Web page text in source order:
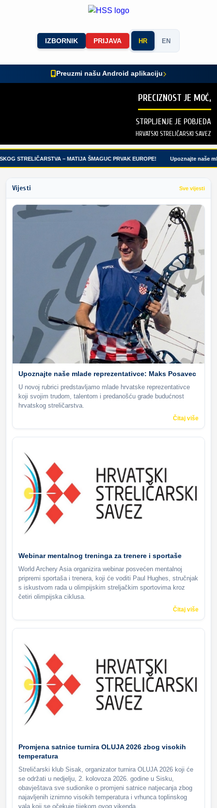
IZBORNIK PRIJAVA HR EN
Preuzmi našu Android aplikaciju
PRECIZNOST JE MOĆ,
STRPLJENJE JE POBJEDA
HRVATSKI STRELIČARSKI SAVEZ
STRELIČARSTVA – MATIJA ŠMAGUC PRVAK EUROPE! Upoznajte naše
Vijesti Sve vijesti
Upoznajte naše mlade reprezentativce: Maks Posavec
U novoj rubrici predstavljamo mlade hrvatske reprezentativce
koji svojim trudom, talentom i predanošću grade budućnost
hrvatskog streličarstva.
Čitaj više
Webinar mentalnog treninga za trenere i sportaše
World Archery Asia organizira webinar posvećen mentalnoj
pripremi sportaša i trenera, koji će voditi Paul Hughes, stručnjak
s iskustvom rada u olimpijskim streljačkim sportovima kroz
četiri olimpijska ciklusa.
Čitaj više
Promjena satnice turnira OLUJA 2026 zbog visokih
temperatura
Streličarski klub Sisak, organizator turnira OLUJA 2026 koji će
se održati u nedjelju, 2. kolovoza 2026. godine u Sisku,
obavještava sve sudionike o promjeni satnice natjecanja zbog
najavljenih iznimno visokih temperatura i vrhunca toplinskog
vala koji se očekuje tijekom ovog vikenda.